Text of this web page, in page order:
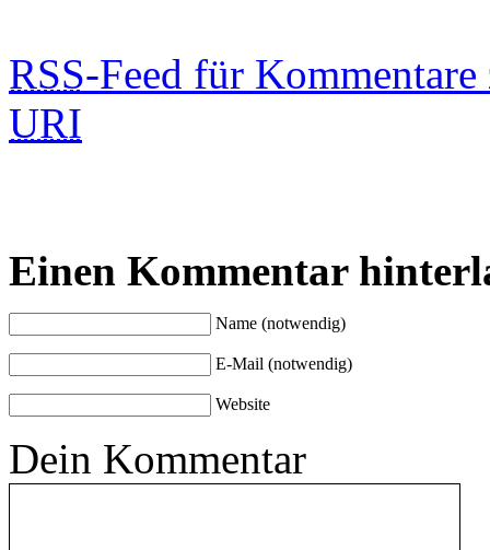
RSS-Feed für
URI
Einen Kommentar
Name (notwendig)
E-Mail (notwendig)
Website
Dein Kommentar